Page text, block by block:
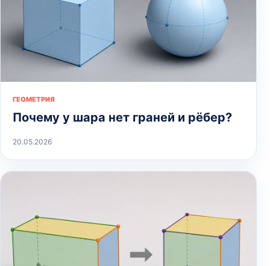
ГЕОМЕТРИЯ
Почему у шара нет граней и рёбер?
20.05.2026